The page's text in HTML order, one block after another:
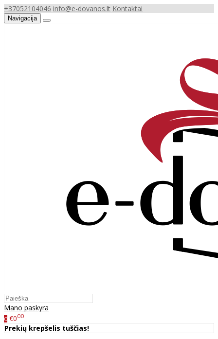
+37052104046 info@e-dovanos.lt Kontaktai
Navigacija
Mano paskyra
0 €000
Prekių krepšelis tuščias!